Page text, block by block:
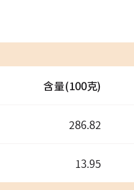
含量(100克)
286.82
13.95